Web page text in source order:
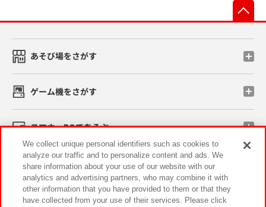
あそび場をさがす
ゲーム機をさがす
スマホ・PCであそぶ
イベント・キャンペーン
We collect unique personal identifiers such as cookies to
analyze our traffic and to personalize content and ads. We
share information about your use of our website with our
analytics and advertising partners, who may combine it with
other information that you have provided to them or that they
have collected from your use of their services. Please click